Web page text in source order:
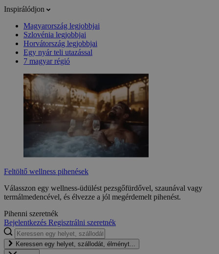
Inspirálódjon
Magyarország legjobbjai
Szlovénia legjobbjai
Horvátország legjobbjai
Egy nyár teli utazással
7 magyar régió
Feltöltő wellness pihenések
Válasszon egy wellness-üdülést pezsgőfürdővel, szaunával vagy
termálmedencével, és élvezze a jól megérdemelt pihenést.
Pihenni szeretnék
Bejelentkezés Regisztrálni szeretnék
Keressen egy helyet, szállodát, élményt...